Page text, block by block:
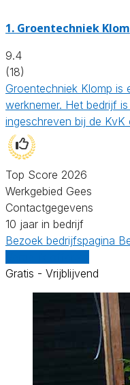
1. Groentechniek
9.4
(18)
Groentechniek Klomp is
werknemer. Het bedrijf
ingeschreven bij de KvK
Top Score 2026
Werkgebied Gees
Contactgegevens
10 jaar in bedrijf
Bezoek bedrijfspagina
Gratis - Vrijblijvend